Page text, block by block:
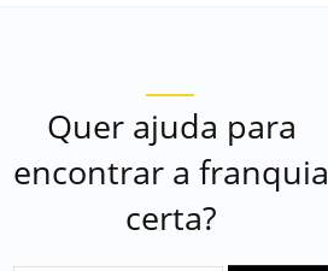
Quer ajuda para
encontrar a franquia
certa?